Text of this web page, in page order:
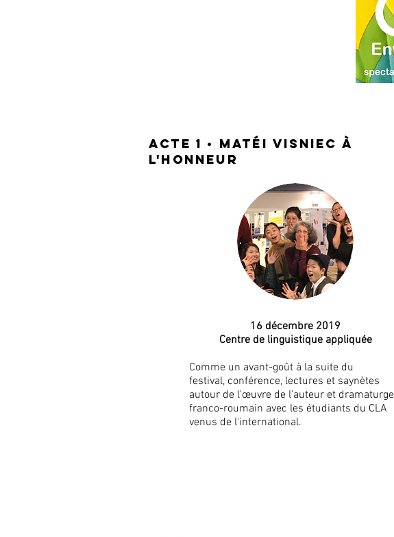
acte 1 • Matéi Visniec à
l'honneur
​16 décembre 2019
Centre de linguistique appliquée
Comme un avant-goût à la suite du
festival, conférence, lectures et saynètes
autour de l'œuvre de l'auteur et dramaturge
franco-roumain avec les étudiants du CLA
venus de l'international.